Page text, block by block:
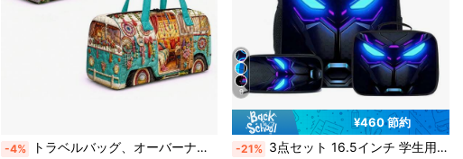
-4% トラベルバッグ、オーバーナイトバッグ、ウィークエンドバッグ、パジャマパーティーバッグ、ジムバッグ、ダンスバッグ、ギフト。2Dフラットプリントと刺繍、刺繍なし。
9
¥460 節約
-21% 3点セット 16.5インチ 学生用バックパック、トートバッグとペンケース付き、新学期に最適